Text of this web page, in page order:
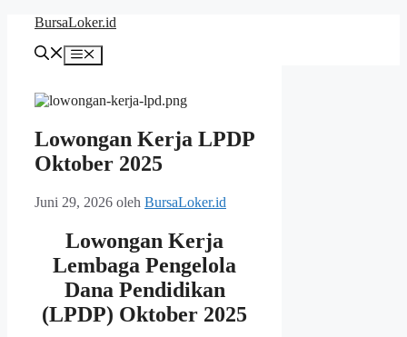
Langsung
BursaLoker.id
Menu
Lowongan Kerja LPDP
Oktober 2025
Juni 29, 2026 oleh BursaLoker.id
Lowongan Kerja
Lembaga Pengelola
Dana Pendidikan
(LPDP) Oktober 2025